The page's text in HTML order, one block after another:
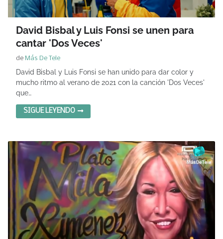
David Bisbal y Luis Fonsi se unen para
cantar 'Dos Veces'
de Más De Tele
David Bisbal y Luis Fonsi se han unido para dar color y
mucho ritmo al verano de 2021 con la canción 'Dos Veces'
que…
SIGUE LEYENDO